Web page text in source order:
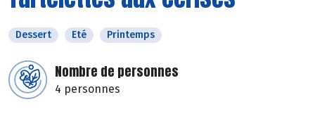
Dessert Eté Printemps
Nombre de personnes
4 personnes